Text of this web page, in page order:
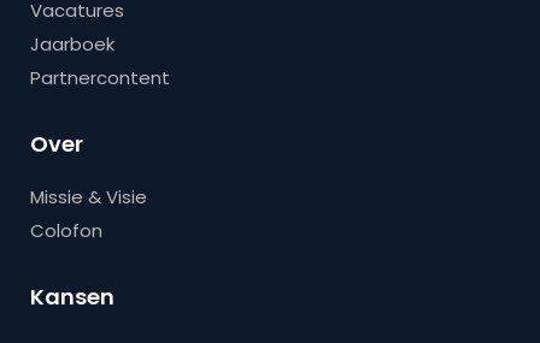
Vacatures
Jaarboek
Partnercontent
Over
Missie & Visie
Colofon
Kansen